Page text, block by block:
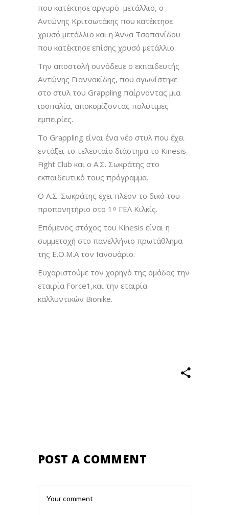
που κατέκτησε αργυρό μετάλλιο, ο
Αντώνης Κριτσωτάκης που κατέκτησε
χρυσό μετάλλιο και η Άννα Τσοπανίδου
που κατέκτησε επίσης χρυσό μετάλλιο.
Την αποστολή συνόδευε ο εκπαιδευτής
Αντώνης Γιαννακίδης, που αγωνίστηκε
στο στυλ του Grappling παίρνοντας μια
ισοπαλία, αποκομίζοντας πολύτιμες
εμπειρίες.
Το Grappling είναι ένα νέο στυλ που έχει
εντάξει το τελευταίο διάστημα το Kinesis
Fight Club και ο Α.Σ. Σωκράτης στο
εκπαιδευτικό τους πρόγραμμα.
Ο Α.Σ. Σωκράτης έχει πλέον το δικό του
προπονητήριο στο 1 ο ΓΕΛ Κιλκίς.
Επόμενος στόχος του Kinesis είναι η
συμμετοχή στο πανελλήνιο πρωτάθλημα
της Ε.Ο.Μ.Α τον Ιανουάριο.
Ευχαριστούμε τον χορηγό της ομάδας την
εταιρία Force1,και την εταιρία
καλλυντικών Bionike.
POST A COMMENT